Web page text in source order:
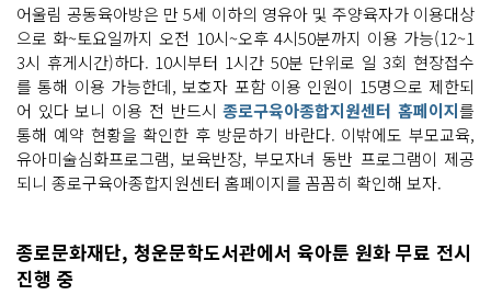
어울림 공동육아방은 만 5세 이하의 영유아 및 주양육자가 이용대상
으로 화~토요일까지 오전 10시~오후 4시50분까지 이용 가능(12~1
3시 휴게시간)하다. 10시부터 1시간 50분 단위로 일 3회 현장접수
를 통해 이용 가능한데, 보호자 포함 이용 인원이 15명으로 제한되
어 있다 보니 이용 전 반드시종로구육아종합지원센터 홈페이지를
통해 예약 현황을 확인한 후 방문하기 바란다. 이밖에도 부모교육,
유아미술심화프로그램, 보육반장, 부모자녀 동반 프로그램이 제공
되니 종로구육아종합지원센터 홈페이지를 꼼꼼히 확인해 보자.
종로문화재단, 청운문학도서관에서 육아툰 원화 무료 전시
진행 중